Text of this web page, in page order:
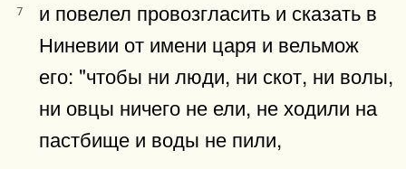
7
и повелел провозгласить и сказать в
Ниневии от имени царя и вельмож
его: "чтобы ни люди, ни скот, ни волы,
ни овцы ничего не ели, не ходили на
пастбище и воды не пили,